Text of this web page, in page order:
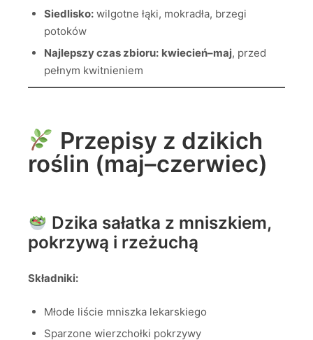
Siedlisko:wilgotne łąki, mokradła, brzegi
potoków
Najlepszy czas zbioru: kwiecień–maj, przed
pełnym kwitnieniem
Przepisy z dzikich
roślin (maj–czerwiec)
Dzika sałatka z mniszkiem,
pokrzywą i rzeżuchą
Składniki:
Młode liście mniszka lekarskiego
Sparzone wierzchołki pokrzywy